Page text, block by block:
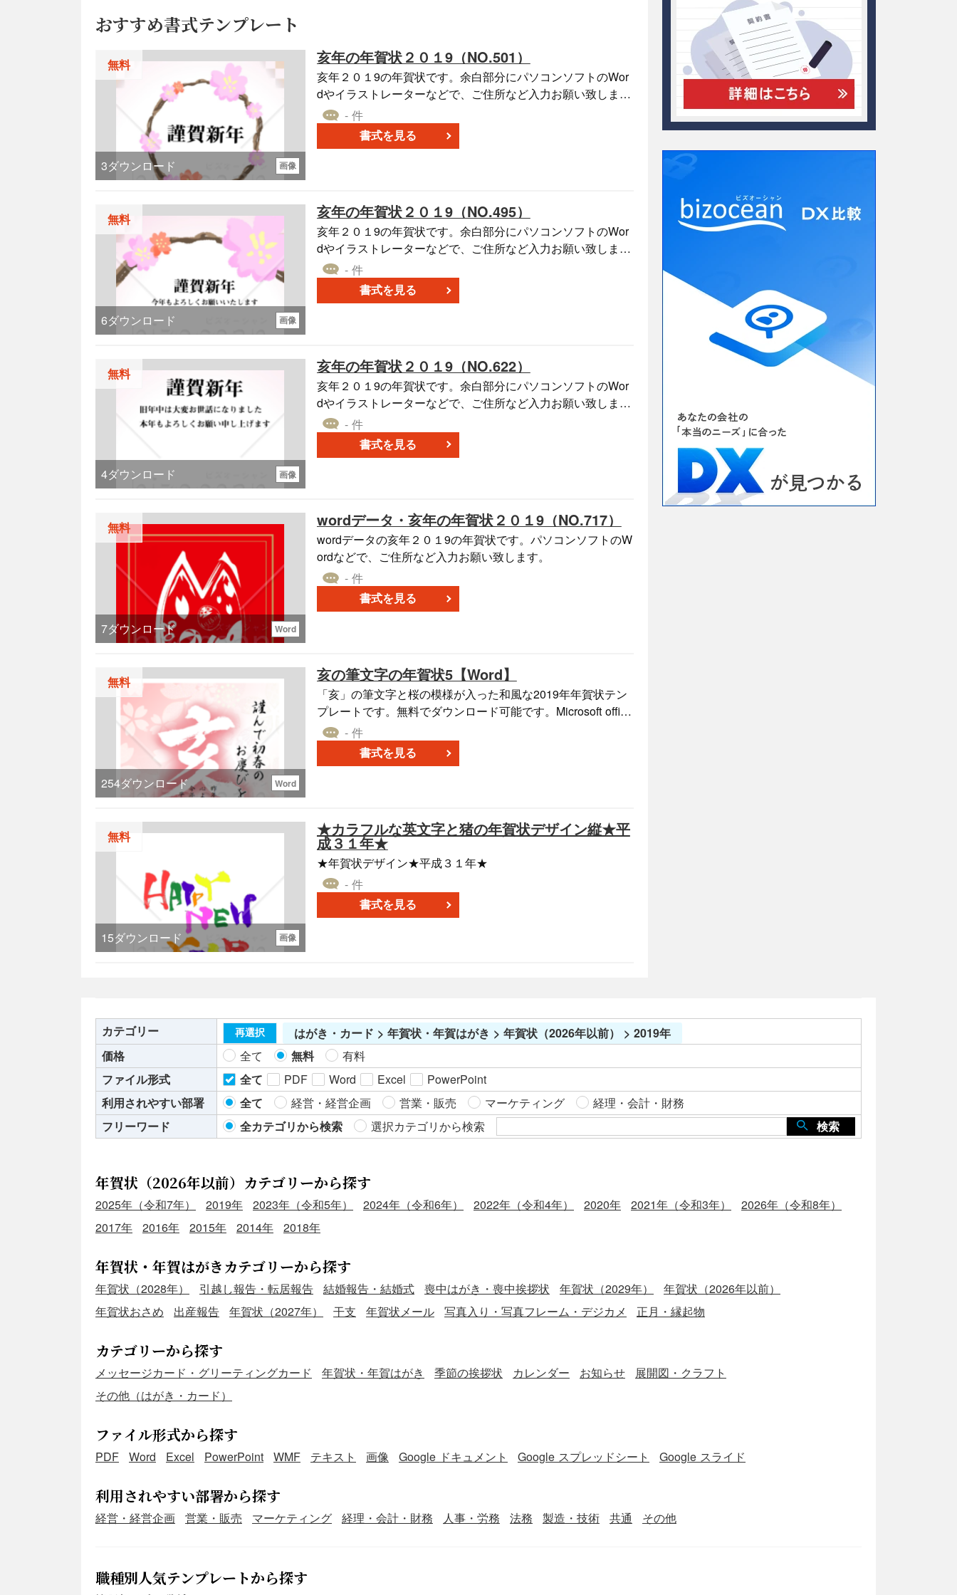
おすすめ書式テンプレート
無料
3ダウンロード 画像
亥年の年賀状２０１9（NO.501）
亥年２０１9の年賀状です。余白部分にパソコンソフトのWor
dやイラストレーターなどで、ご住所など入力お願い致しま
す。 - 件
書式を見る
無料
6ダウンロード 画像
亥年の年賀状２０１9（NO.495）
亥年２０１9の年賀状です。余白部分にパソコンソフトのWor
dやイラストレーターなどで、ご住所など入力お願い致しま
す。 - 件
書式を見る
無料
4ダウンロード 画像
亥年の年賀状２０１9（NO.622）
亥年２０１9の年賀状です。余白部分にパソコンソフトのWor
dやイラストレーターなどで、ご住所など入力お願い致しま
す。 - 件
書式を見る
無料
7ダウンロード Word
wordデータ・亥年の年賀状２０１9（NO.717）
wordデータの亥年２０１9の年賀状です。パソコンソフトのW
ordなどで、ご住所など入力お願い致します。
- 件
書式を見る
無料
254ダウンロード Word
亥の筆文字の年賀状5【Word】
「亥」の筆文字と桜の模様が入った和風な2019年年賀状テン
プレートです。無料でダウンロード可能です。Microsoft office
Word（ワード）形式になっていますので、住所や名前や文章
を変更してそのまま印刷できます。
- 件
書式を見る
無料
15ダウンロード 画像
★カラフルな英文字と猪の年賀状デザイン縦★平
成３１年★
★年賀状デザイン★平成３１年★
- 件
書式を見る
カテゴリー 再選択
はがき・カード > 年賀状・年賀はがき > 年賀状（2026年以前） > 2019年
価格
全て 無料
有料
ファイル形式
全て PDF Word Excel
PowerPoint
利用されやすい部署
全て 経営・経営企画 営業・販売 マーケティング
経理・会計・財務
フリーワード
全カテゴリから検索 選択カテゴリから検索 検索
年賀状（2026年以前）カテゴリーから探す
2025年（令和7年） 2019年 2023年（令和5年） 2024年（令和6年） 2022年（令和4年） 2020年 2021年（令和3年）
2026年（令和8年）
2017年
2016年 2015年 2014年 2018年
年賀状・年賀はがきカテゴリーから探す
年賀状（2028年） 引越し報告・転居報告 結婚報告・結婚式 喪中はがき・喪中挨拶状 年賀状（2029年）
年賀状（2026年以前）
年賀状おさめ
出産報告 年賀状（2027年） 干支 年賀状メール 写真入り・写真フレーム・デジカメ 正月・縁起物
カテゴリーから探す
メッセージカード・グリーティングカード 年賀状・年賀はがき 季節の挨拶状 カレンダー お知らせ
展開図・クラフト
その他（はがき・カード）
ファイル形式から探す
PDF Word Excel PowerPoint WMF テキスト 画像 Google ドキュメント Google スプレッドシート Google スライド
利用されやすい部署から探す
経営・経営企画 営業・販売 マーケティング 経理・会計・財務 人事・労務 法務 製造・技術 共通 その他
職種別人気テンプレートから探す